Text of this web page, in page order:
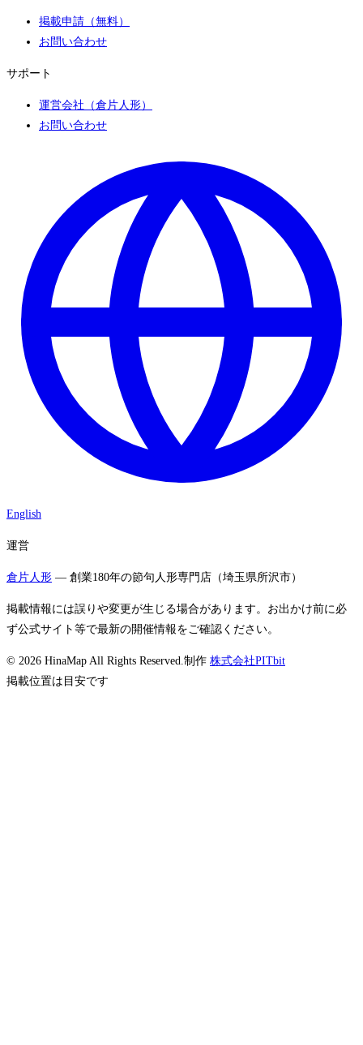
掲載申請（無料）
お問い合わせ
サポート
運営会社（倉片人形）
お問い合わせ
English
運営
倉片人形 — 創業180年の節句人形専門店（埼玉県所沢市）
掲載情報には誤りや変更が生じる場合があります。お出かけ前に必
ず公式サイト等で最新の開催情報をご確認ください。
© 2026 HinaMap All Rights Reserved.制作 株式会社PITbit
掲載位置は目安です